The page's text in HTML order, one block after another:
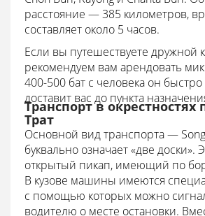
расстояние — 385 километров,
составляет около 5 часов.
Если вы путешествуете дружной
рекомендуем вам арендовать
400-500 бат с человека он
доставит вас до пункта
Транспорт в
Трат
Основной вид транспорта —
буквально означает «две доски».
открытый пикап, имеющий по
В кузове машины имеются
с помощью которых можно
водителю о месте остановки.